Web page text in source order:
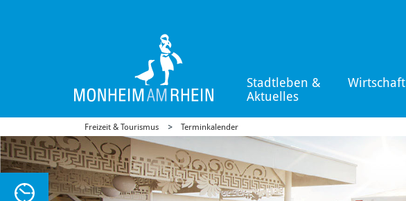
Stadtleben &
Aktuelles
Wirtschaft
Freizeit & Tourismus Terminkalender
Sie